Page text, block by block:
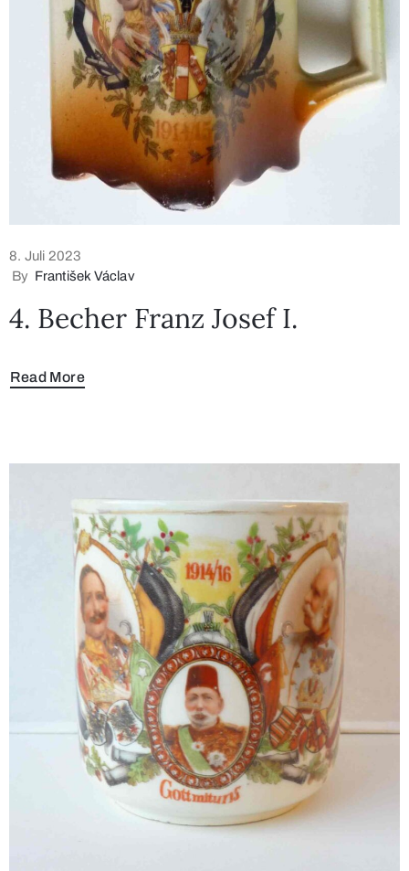
8. Juli 2023
By František Václav
4. Becher Franz Josef I.
Read More